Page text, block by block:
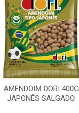
AMENDOIM DORI 400G
JAPONÊS SALGADO